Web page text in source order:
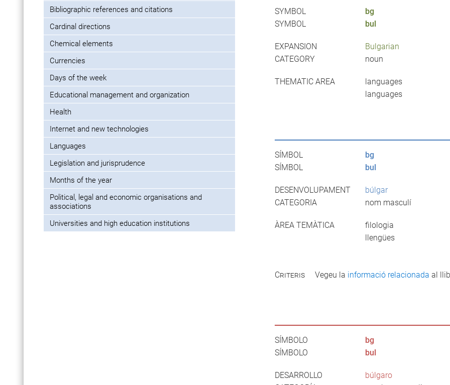
Bibliographic references and citations
Cardinal directions
Chemical elements
Currencies
Days of the week
Educational management and organization
Health
Internet and new technologies
Languages
Legislation and jurisprudence
Months of the year
Political, legal and economic organisations and
associations
Universities and high education institutions
SYMBOL
bg
SYMBOL
bul
EXPANSION
Bulgarian
CATEGORY
noun
THEMATIC AREA
languages
languages
SÍMBOL
bg
SÍMBOL
bul
DESENVOLUPAMENT
búlgar
CATEGORIA
nom masculí
ÀREA TEMÀTICA
filologia
llengües
Criteris Vegeu la informació relacionada al
SÍMBOLO
bg
SÍMBOLO
bul
DESARROLLO
búlgaro